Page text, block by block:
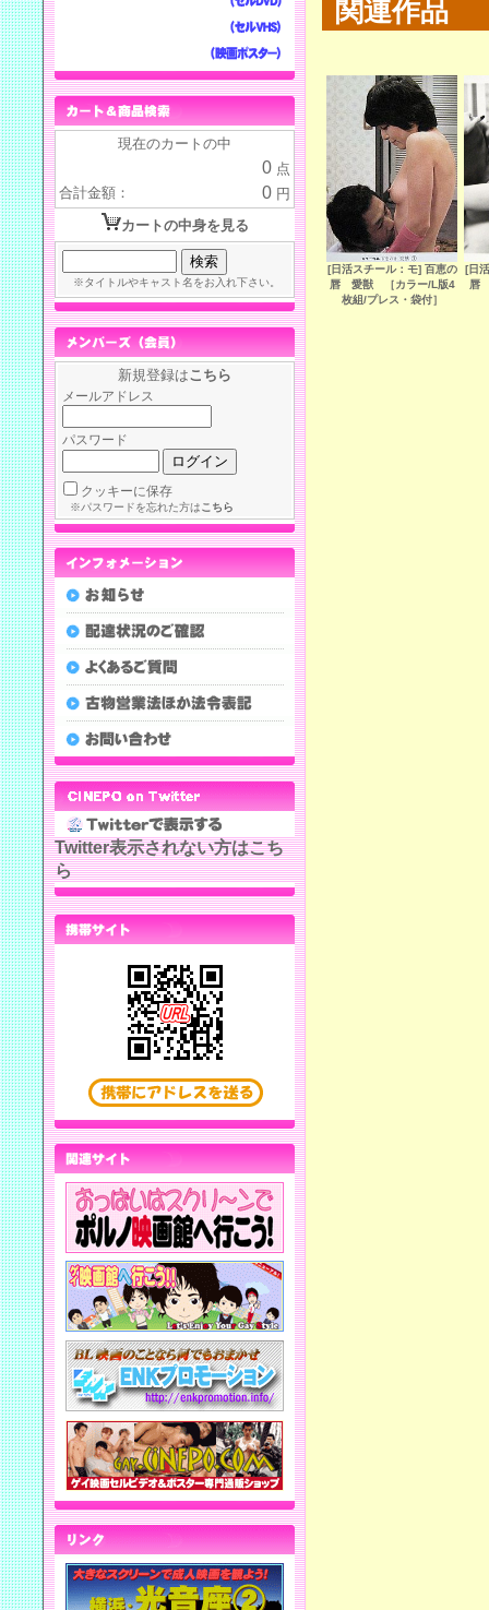
関連作品
[日活スチール：モ] 百恵の
唇 愛獣 ［カラー/L版4
枚組/プレス・袋付］
[日
唇
現在のカートの中
0 点
合計金額：
0 円
カートの中身を見る
※タイトルやキャスト名をお入れ下さい。
新規登録はこちら
メールアドレス
パスワード
クッキーに保存
※パスワードを忘れた方はこちら
Twitter表示されない方はこち
ら